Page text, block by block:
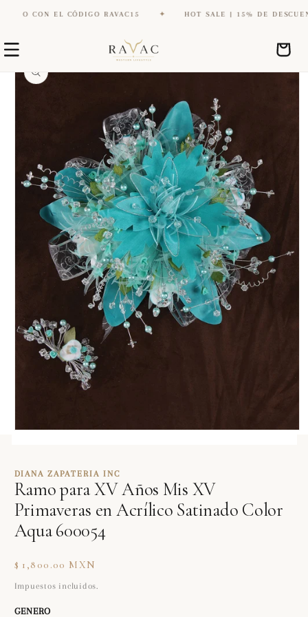
directamente
al contenido
CON EL CÓDIGO RAVAC15 HOT SALE | 15% DE
Carrito
directamente
información
en
una
ventana
modal
DIANA ZAPATERIA INC
Ramo para XV Años Mis XV
Primaveras en Acrílico Satinado Color
Aqua 600054
Precio
habitual
$ 1,800.00 MXN
Impuestos incluidos.
GENERO